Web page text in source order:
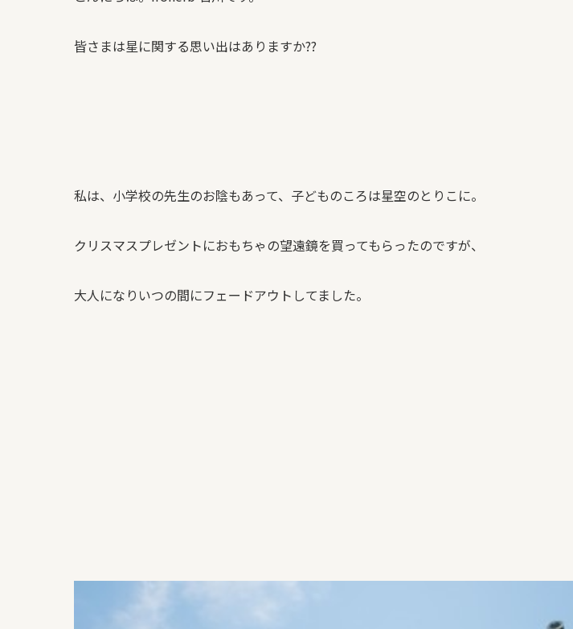
皆さまは星に関する思い出はありますか??
私は、小学校の先生のお陰もあって、子どものころは星空のとりこに。
クリスマスプレゼントにおもちゃの望遠鏡を買ってもらったのですが、
大人になりいつの間にフェードアウトしてました。